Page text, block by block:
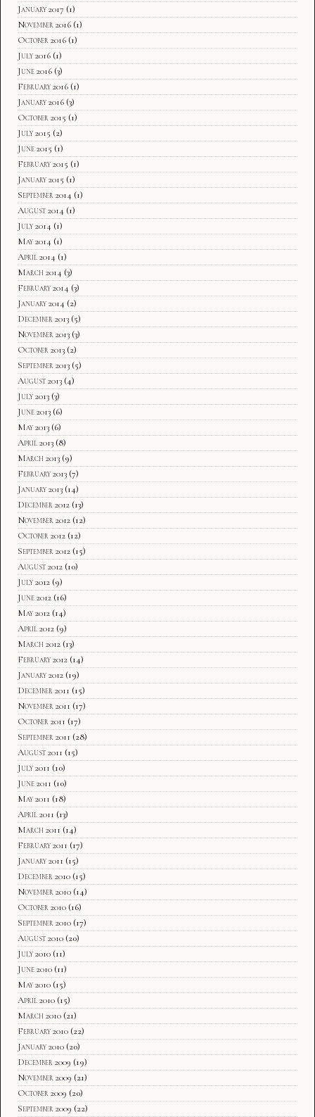
January 2017 (1)
November 2016 (1)
October 2016 (1)
July 2016 (1)
June 2016 (3)
February 2016 (1)
January 2016 (3)
October 2015 (1)
July 2015 (2)
June 2015 (1)
February 2015 (1)
January 2015 (1)
September 2014 (1)
August 2014 (1)
July 2014 (1)
May 2014 (1)
April 2014 (1)
March 2014 (3)
February 2014 (3)
January 2014 (2)
December 2013 (5)
November 2013 (3)
October 2013 (2)
September 2013 (5)
August 2013 (4)
July 2013 (3)
June 2013 (6)
May 2013 (6)
April 2013 (8)
March 2013 (9)
February 2013 (7)
January 2013 (14)
December 2012 (13)
November 2012 (12)
October 2012 (12)
September 2012 (15)
August 2012 (10)
July 2012 (9)
June 2012 (16)
May 2012 (14)
April 2012 (9)
March 2012 (13)
February 2012 (14)
January 2012 (19)
December 2011 (15)
November 2011 (17)
October 2011 (17)
September 2011 (28)
August 2011 (15)
July 2011 (10)
June 2011 (10)
May 2011 (18)
April 2011 (13)
March 2011 (14)
February 2011 (17)
January 2011 (15)
December 2010 (15)
November 2010 (14)
October 2010 (16)
September 2010 (17)
August 2010 (20)
July 2010 (11)
June 2010 (11)
May 2010 (15)
April 2010 (15)
March 2010 (21)
February 2010 (22)
January 2010 (20)
December 2009 (19)
November 2009 (21)
October 2009 (20)
September 2009 (22)